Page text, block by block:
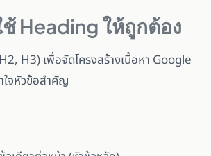
Heading ให้ถูกต้อง
H3) เพื่อจัดโครงสร้างเนื้อหา Google
ใจหัวข้อสำคัญ